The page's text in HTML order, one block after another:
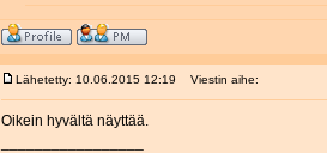
Lähetetty: 10.06.2015 12:19 Viestin aihe:
Oikein hyvältä näyttää.